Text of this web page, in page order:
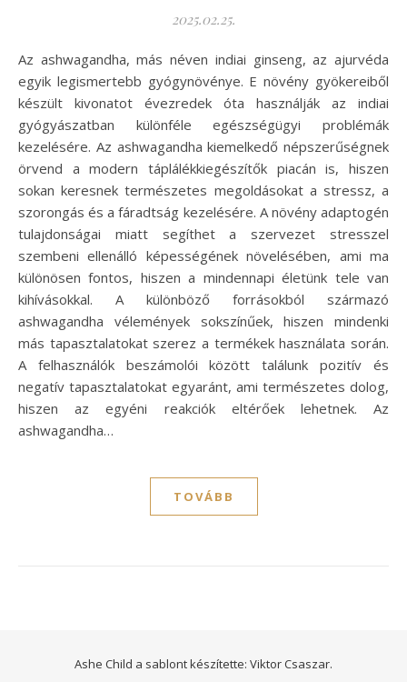
2025.02.25.
Az ashwagandha, más néven indiai ginseng, az ajurvéda
egyik legismertebb gyógynövénye. E növény gyökereiből
készült kivonatot évezredek óta használják az indiai
gyógyászatban különféle egészségügyi problémák
kezelésére. Az ashwagandha kiemelkedő népszerűségnek
örvend a modern táplálékkiegészítők piacán is, hiszen
sokan keresnek természetes megoldásokat a stressz, a
szorongás és a fáradtság kezelésére. A növény adaptogén
tulajdonságai miatt segíthet a szervezet stresszel
szembeni ellenálló képességének növelésében, ami ma
különösen fontos, hiszen a mindennapi életünk tele van
kihívásokkal. A különböző forrásokból származó
ashwagandha vélemények sokszínűek, hiszen mindenki
más tapasztalatokat szerez a termékek használata során.
A felhasználók beszámolói között találunk pozitív és
negatív tapasztalatokat egyaránt, ami természetes dolog,
hiszen az egyéni reakciók eltérőek lehetnek. Az
ashwagandha…
TOVÁBB
Ashe Child a sablont készítette: Viktor Csaszar.